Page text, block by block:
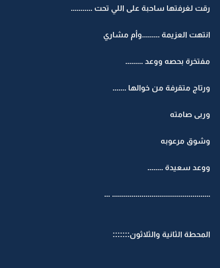
رقت لغرفتها ساحبة على اللي تحت ...........
انتهت العزيمة .........وأم مشاري
مفتخرة بحصه ووعد .........
ورتاج متقرفة من خوالها .......
وربى صامته
وشوق مرعوبه
ووعد سعيدة ........
.................................................. ...
المحطة الثانية والثلاثون:::::::